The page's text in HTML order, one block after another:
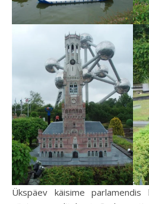
Ükspäev käisime